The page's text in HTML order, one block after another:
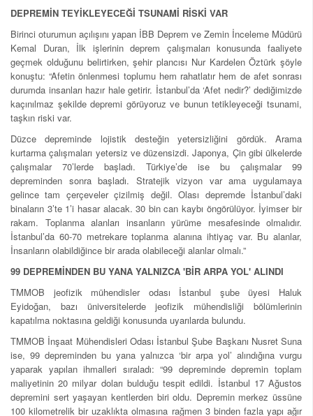
DEPREMİN TEYİKLEYECEĞİ TSUNAMİ RİSKİ VAR
Birinci oturumun açılışını yapan İBB Deprem ve Zemin İnceleme Müdürü
Kemal Duran, İlk işlerinin deprem çalışmaları konusunda faaliyete
geçmek olduğunu belirtirken, şehir plancısı Nur Kardelen Öztürk şöyle
konuştu: “Afetin önlenmesi toplumu hem rahatlatır hem de afet sonrası
durumda insanları hazır hale getirir. İstanbul’da ‘Afet nedir?’ dediğimizde
kaçınılmaz şekilde depremi görüyoruz ve bunun tetikleyeceği tsunami,
taşkın riski var.
Düzce depreminde lojistik desteğin yetersizliğini gördük. Arama
kurtarma çalışmaları yetersiz ve düzensizdi. Japonya, Çin gibi ülkelerde
çalışmalar 70’lerde başladı. Türkiye’de ise bu çalışmalar 99
depreminden sonra başladı. Stratejik vizyon var ama uygulamaya
gelince tam çerçeveler çizilmiş değil. Olası depremde İstanbul’daki
binaların 3’te 1’i hasar alacak. 30 bin can kaybı öngörülüyor. İyimser bir
rakam. Toplanma alanları insanların yürüme mesafesinde olmalıdır.
İstanbul’da 60-70 metrekare toplanma alanına ihtiyaç var. Bu alanlar,
İnsanların olabildiğince bir arada olabileceği alanlar olmalı.”
99 DEPREMİNDEN BU YANA YALNIZCA 'BİR ARPA YOL' ALINDI
TMMOB jeofizik mühendisler odası İstanbul şube üyesi Haluk
Eyidoğan, bazı üniversitelerde jeofizik mühendisliği bölümlerinin
kapatılma noktasına geldiği konusunda uyarılarda bulundu.
TMMOB İnşaat Mühendisleri Odası İstanbul Şube Başkanı Nusret Suna
ise, 99 depreminden bu yana yalnızca ‘bir arpa yol’ alındığına vurgu
yaparak yapılan ihmalleri sıraladı: “99 depreminde depremin toplam
maliyetinin 20 milyar doları bulduğu tespit edildi. İstanbul 17 Ağustos
depremini sert yaşayan kentlerden biri oldu. Depremin merkez üssüne
100 kilometrelik bir uzaklıkta olmasına rağmen 3 binden fazla yapı ağır